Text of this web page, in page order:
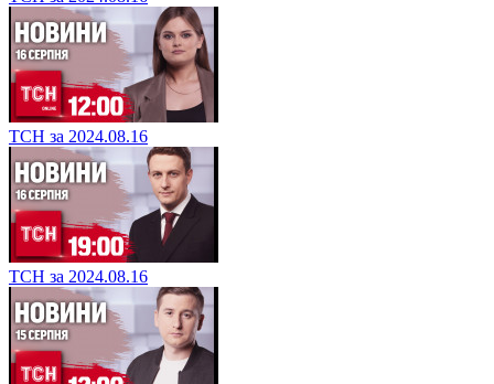
ТСН за 2024.08.16
ТСН за 2024.08.16